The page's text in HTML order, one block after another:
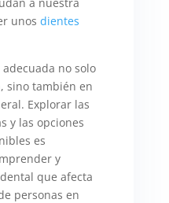
unos dientes
no solo
sino también en
Explorar las
y las opciones
es
y
que afecta
personas en